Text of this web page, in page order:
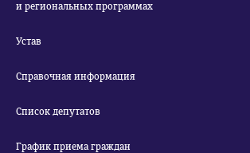
и региональных программах
Устав
Справочная информация
Список депутатов
График приема граждан